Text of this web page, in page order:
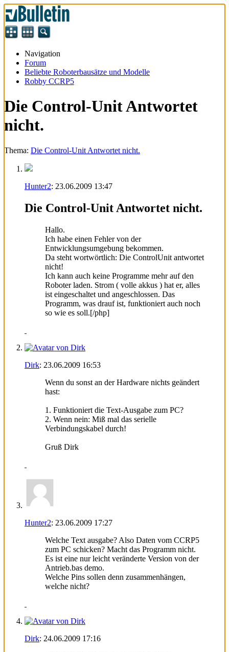
Navigation
Forum
Beliebte Roboterbausätze und Modelle
Robby CCRP5
Die Control-Unit Antwortet
nicht.
Thema: Die Control-Unit Antwortet nicht.
Hunter2: 23.06.2009 13:47
Die Control-Unit Antwortet nicht.
Hallo.
Ich habe einen Fehler von der
Entwicklungsumgebung bekommen.
Da steht wortwörtlich: Die ControlUnit antwortet
nicht!
Ich kann auch keine Programme mehr auf den
Roboter laden. Strom ( volle akkus ) hat er, alles
ist eingeschaltet und angeschlossen. Das
Programm, was drauf ist, funktioniert auch noch
so wie es soll.[/php]
Dirk: 23.06.2009 16:53
Wenn du sonst an der Hardware nichts geändert
hast:
1. Funktioniert die Text-Ausgabe zum PC?
2. Wenn nein: Miß mal das serielle
Verbindungskabel durch!
Gruß Dirk
Hunter2: 23.06.2009 17:27
Welche Text ausgabe? Also Daten vom CCRP5
zum PC schicken? Macht das Programm nicht.
Es ist eine nur leicht veränderte Version von der
Antrieb.bas demo.
Welche Pins sollen denn zusammenhängen,
welche nicht?
Dirk: 24.06.2009 17:16